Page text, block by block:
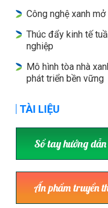
Công nghệ xanh
Thúc đẩy kinh tế
nghiệp
Mô hình tòa nhà
phát triển bền vững
TÀI LIỆU
Sổ tay hướng dẫn
Ấn phẩm truyền